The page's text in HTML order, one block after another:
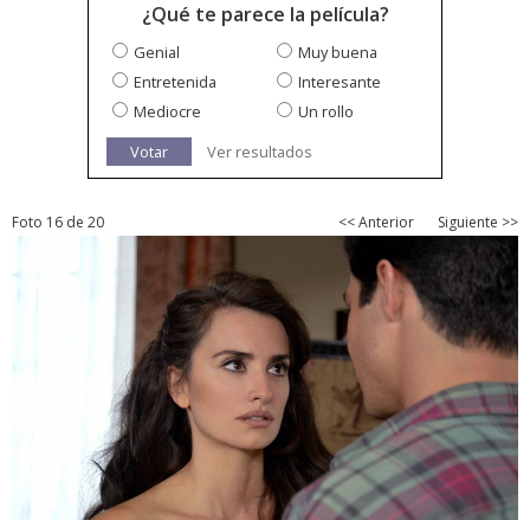
¿Qué te parece la película?
Genial
Muy buena
Entretenida
Interesante
Mediocre
Un rollo
Votar
Ver resultados
Foto 16 de 20 << Anterior Siguiente >>